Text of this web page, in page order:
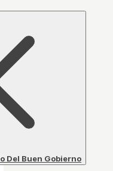
Del Buen Gobierno